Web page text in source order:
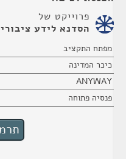
פרוייקט של
הסדנא לידע ציבורי
מפתח התקציב
כיכר המדינה
ANYWAY
פנסיה פתוחה